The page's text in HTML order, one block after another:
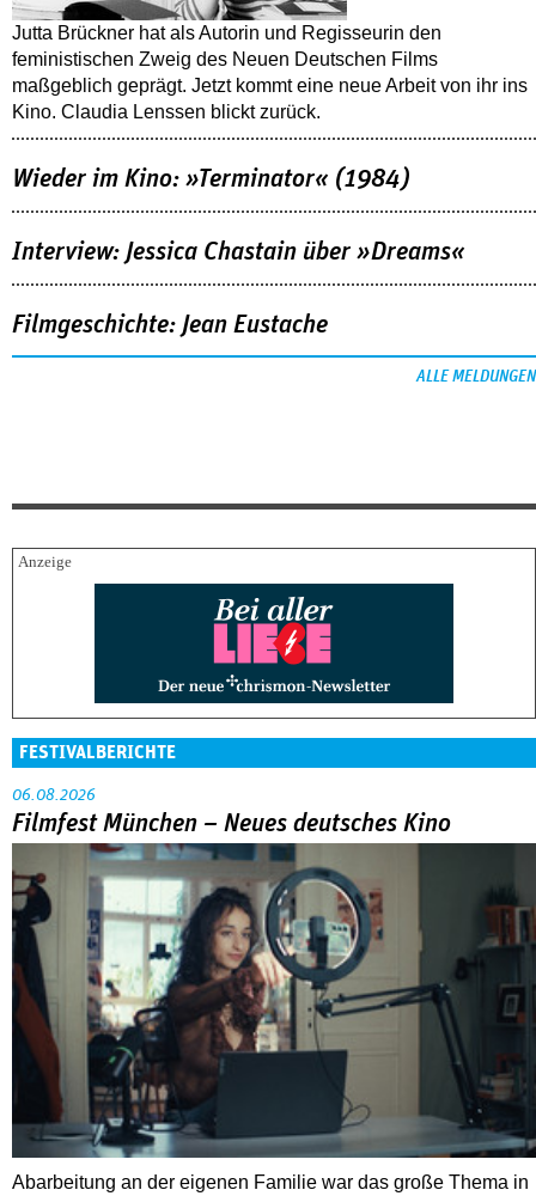
Jutta Brückner hat als Autorin und Regisseurin den
feministischen Zweig des Neuen Deutschen Films
maßgeblich geprägt. Jetzt kommt eine neue Arbeit von ihr ins
Kino. Claudia Lenssen blickt zurück.
Wieder im Kino: »Terminator« (1984)
Interview: Jessica Chastain über »Dreams«
Filmgeschichte: Jean Eustache
ALLE MELDUNGEN
FESTIVALBERICHTE
06.08.2026
Filmfest München – Neues deutsches Kino
Abarbeitung an der eigenen Familie war das große Thema in